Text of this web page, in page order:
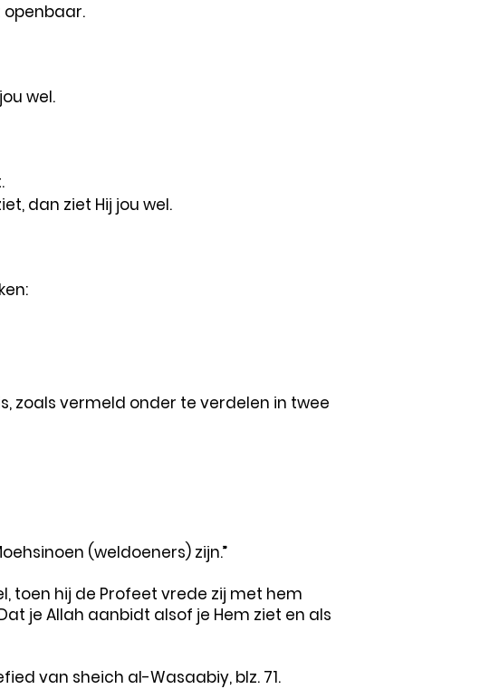
openbaar.
wel.
dan ziet Hij jou wel.
zoals vermeld onder te verdelen in twee
(weldoeners) zijn.”
toen hij de Profeet vrede zij met hem
je Allah aanbidt alsof je Hem ziet en als
van sheich al-Wasaabiy, blz. 71.